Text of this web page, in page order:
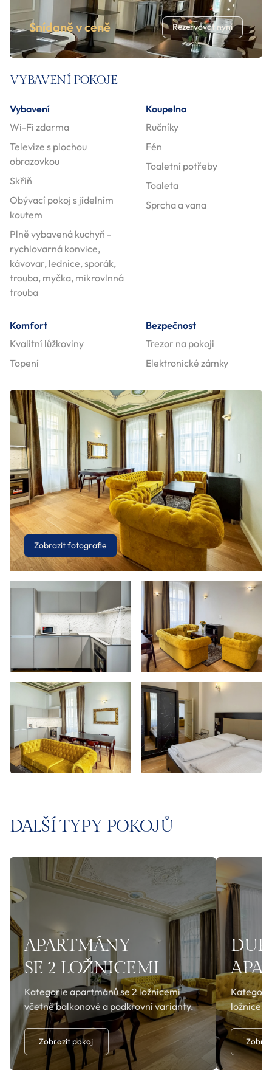
Snídaně v ceně Rezervovat nyní
VYBAVENÍ POKOJE
Vybavení
Wi-Fi zdarma
Televize s plochou
obrazovkou
Skříň
Obývací pokoj s jídelním
koutem
Plně vybavená kuchyň -
rychlovarná konvice,
kávovar, lednice, sporák,
trouba, myčka, mikrovlnná
trouba
Koupelna
Ručníky
Fén
Toaletní potřeby
Toaleta
Sprcha a vana
Komfort
Kvalitní lůžkoviny
Topení
Bezpečnost
Trezor na pokoji
Elektronické zámky
Zobrazit fotografie
DALŠÍ TYPY POKOJŮ
APARTMÁNY
SE 2 LOŽNICEMI
Kategorie apartmánů se 2 ložnicemi
včetně balkonové a podkrovní varianty.
Zobrazit pokoj